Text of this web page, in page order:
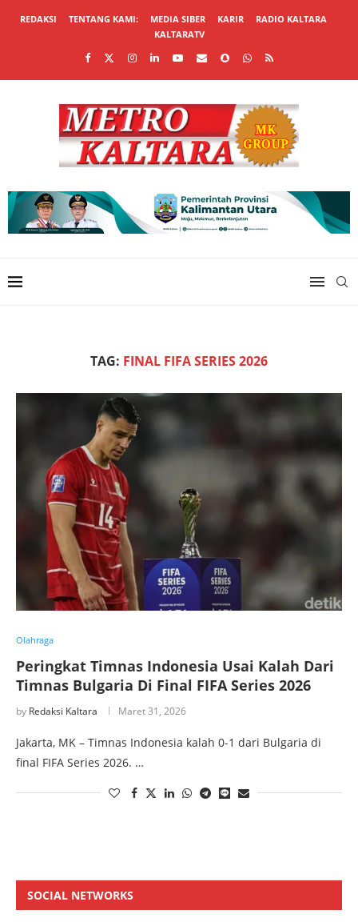
REDAKSI TENTANG KAMI: MEDIA SIBER KARIR
RADIO KALTARA
KALTARATV
TAG: FINAL FIFA SERIES 2026
Olahraga
Peringkat Timnas Indonesia Usai Kalah Dari
Timnas Bulgaria Di Final FIFA Series 2026
by Redaksi Kaltara Maret 31, 2026
Jakarta, MK – Timnas Indonesia kalah 0-1 dari Bulgaria di
final FIFA Series 2026. …
SOCIAL NETWORKS